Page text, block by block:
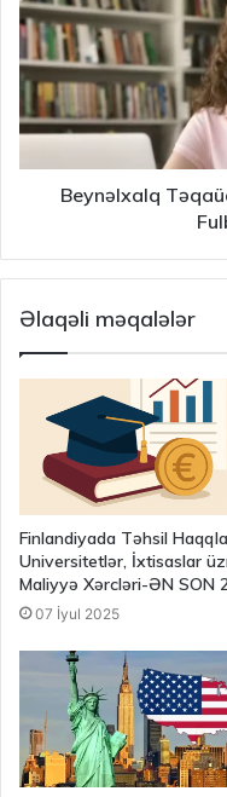
Beynəlxalq
Əlaqəli məqalələr
Finlandiyada Təhsil
Universitetlər, İxtisaslar
Maliyyə Xərcləri-ƏN SON
07 İyul 2025